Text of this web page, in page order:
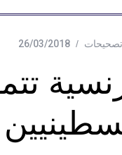
26/03/2018